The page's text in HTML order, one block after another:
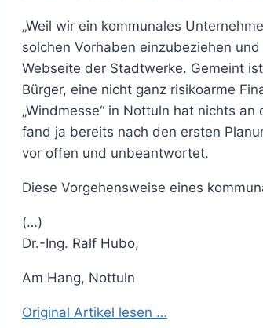
„Weil wir ein kommunales
solchen Vorhaben einzubeziehen
Webseite der Stadtwerke. Gemeint
Bürger, eine nicht ganz risikoarme
„Windmesse“ in Nottuln hat nichts
fand ja bereits nach den ersten
vor offen und unbeantwortet.
Diese Vorgehensweise eines
(…)
Dr.-Ing. Ralf Hubo,
Am Hang, Nottuln
Original Artikel lesen …